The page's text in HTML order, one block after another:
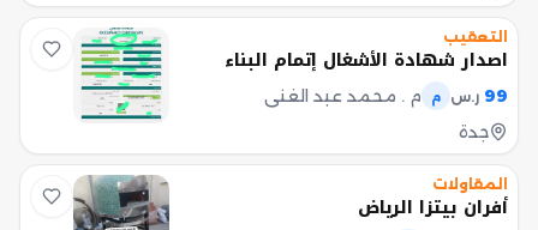
التعقيب
اصدار شهادة الأشغال إتمام البناء
99 ر.س م
م . محمد عبد الغني
جدة
المقاولات
أفران بيتزا الرياض